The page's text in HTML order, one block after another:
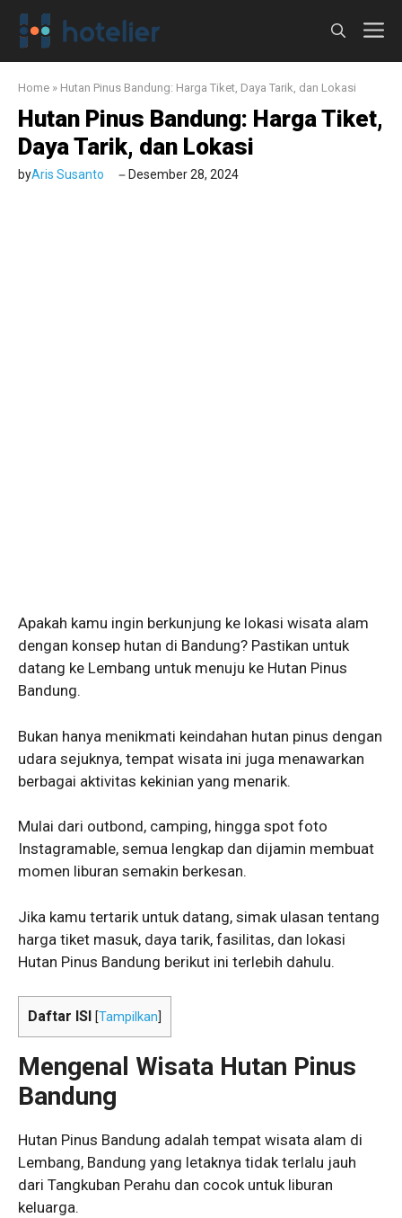
Langsung
Home » Hutan Pinus Bandung: Harga Tiket, Daya Tarik, dan Lokasi
Hutan Pinus Bandung: Harga Tiket,
Daya Tarik, dan Lokasi
byAris Susanto Desember 28, 2024
Apakah kamu ingin berkunjung ke lokasi wisata alam
dengan konsep hutan di Bandung? Pastikan untuk
datang ke Lembang untuk menuju ke Hutan Pinus
Bandung.
Bukan hanya menikmati keindahan hutan pinus dengan
udara sejuknya, tempat wisata ini juga menawarkan
berbagai aktivitas kekinian yang menarik.
Mulai dari outbond, camping, hingga spot foto
Instagramable, semua lengkap dan dijamin membuat
momen liburan semakin berkesan.
Jika kamu tertarik untuk datang, simak ulasan tentang
harga tiket masuk, daya tarik, fasilitas, dan lokasi
Hutan Pinus Bandung berikut ini terlebih dahulu.
Daftar ISI [Tampilkan
Mengenal Wisata Hutan Pinus
Bandung
Hutan Pinus Bandung adalah tempat wisata alam di
Lembang, Bandung yang letaknya tidak terlalu jauh
dari Tangkuban Perahu dan cocok untuk liburan
keluarga.